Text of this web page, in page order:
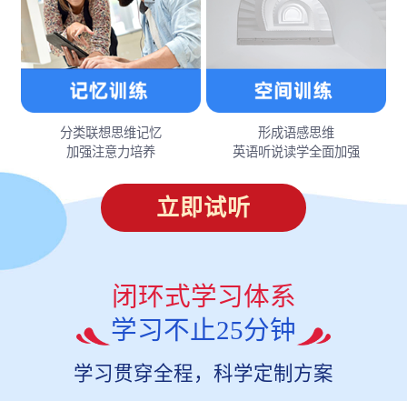
分类联想思维记忆
加强注意力培养
形成语感思维
英语听说读学全面加强
立即试听
闭环式学习体系
学习不止25分钟
学习贯穿全程，科学定制方案